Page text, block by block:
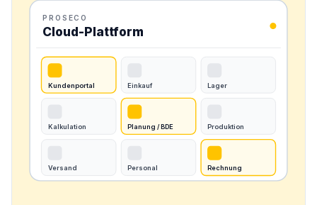
PROSECO
Cloud-Plattform
Kundenportal Einkauf Lager
Kalkulation Planung / BDE Produktion
Versand Personal Rechnung